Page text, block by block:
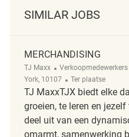
SIMILAR JOBS
MERCHANDISING
TJ Maxx Categorie
Verkoopmedewerkers
York, 10107
Afgelegen
Ter plaatse
TJ MaxxTJX biedt elke
groeien, te leren en
deel uit van een
omarmt, samenwerking